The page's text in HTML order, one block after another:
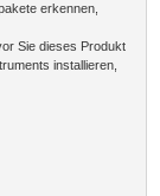
erkennen,
Sie dieses Produkt
installieren,